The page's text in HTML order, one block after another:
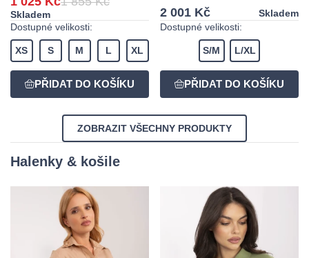
Skladem
Dostupné velikosti:
XS S M L XL
2 001 Kč
Skladem
Dostupné velikosti:
S/M L/XL
ZOBRAZIT VŠECHNY PRODUKTY
Halenky & košile